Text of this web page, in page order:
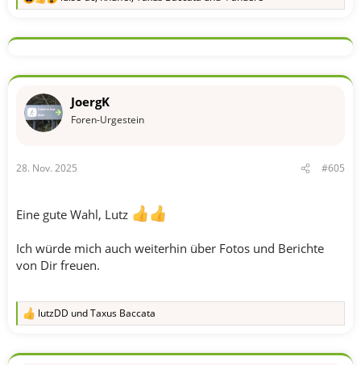
k
o
e
n
JoergK
Foren-Urgestein
28. Nov. 2025 #605
Eine gute Wahl, Lutz
Ich würde mich auch weiterhin über Fotos und Berichte
von Dir freuen.
R
k
lutzDD undTaxus Baccata